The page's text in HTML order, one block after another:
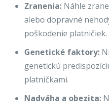
Zranenia: Náhle
alebo dopravné
poškodenie platničiek.
Genetické faktory:
genetickú
platničkami.
Nadváha a obezita: